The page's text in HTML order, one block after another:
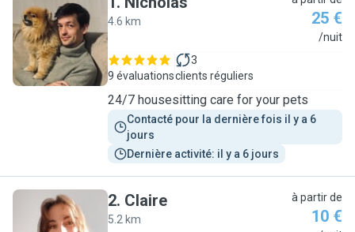
N
4.6 km 25 €
/nuit
9 évaluations
3
clients réguliers
24/7 housesitting care for your pets
Contacté pour la dernière fois il y a 6
jours
Dernière activité: il y a 6 jours
2. Claire
5.2 km
à partir de
10 €